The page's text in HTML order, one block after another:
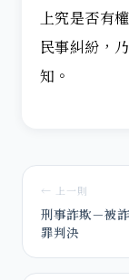
上究是否有
民事糾紛，
知。
← 上一則
刑事詐欺－被
罪判決